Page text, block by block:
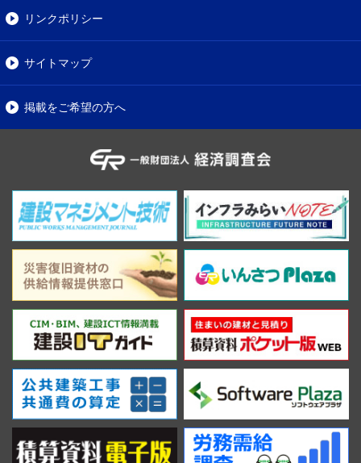
リンクポリシー
サイトマップ
掲載をご希望の方へ